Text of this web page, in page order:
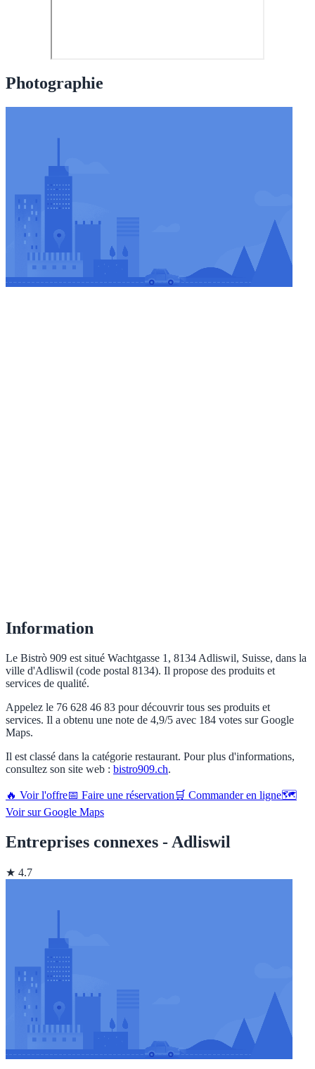
Photographie
Information
Le Bistrò 909 est situé Wachtgasse 1, 8134 Adliswil, Suisse, dans la
ville d'Adliswil (code postal 8134). Il propose des produits et
services de qualité.
Appelez le 76 628 46 83 pour découvrir tous ses produits et
services. Il a obtenu une note de 4,9/5 avec 184 votes sur Google
Maps.
Il est classé dans la catégorie restaurant. Pour plus d'informations,
consultez son site web : bistro909.ch.
🔥 Voir l'offre📅 Faire une réservation 🛒 Commander en ligne🗺️
Voir sur Google Maps
Entreprises connexes - Adliswil
★ 4.7